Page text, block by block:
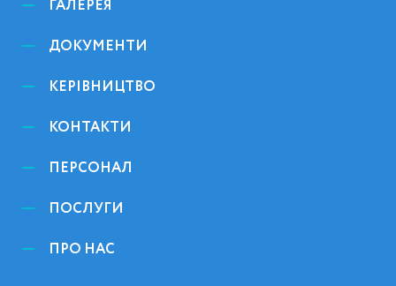
ГАЛЕРЕЯ
ДОКУМЕНТИ
КЕРІВНИЦТВО
КОНТАКТИ
ПЕРСОНАЛ
ПОСЛУГИ
ПРО НАС